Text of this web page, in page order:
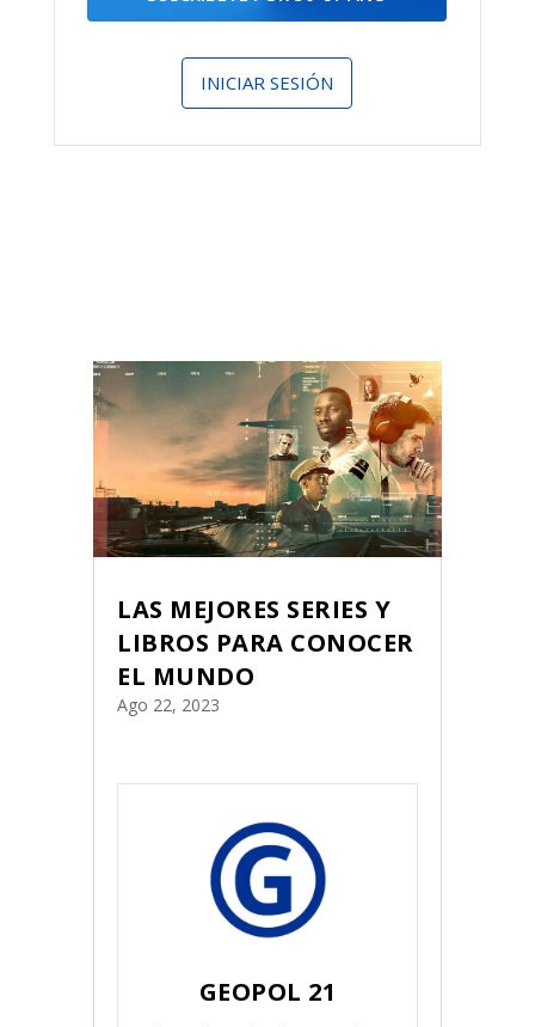
INICIAR SESIÓN
LAS MEJORES SERIES Y
LIBROS PARA CONOCER
EL MUNDO
Ago 22, 2023
GEOPOL 21